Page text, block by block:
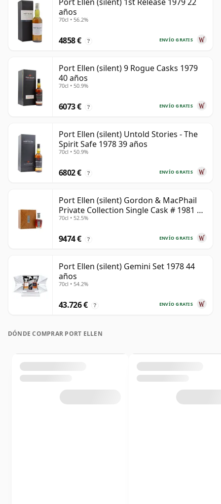
años
70cl • 56.2%
ENVÍO GRATIS
4858 € ?
Port Ellen (silent) 9 Rogue Casks 1979
40 años
70cl • 50.9%
ENVÍO GRATIS
6073 € ?
Port Ellen (silent) Untold Stories - The
Spirit Safe 1978 39 años
70cl • 50.9%
ENVÍO GRATIS
6802 € ?
Port Ellen (silent) Gordon & MacPhail
Private Collection Single Cask # 1981 42
años
70cl • 52.5%
ENVÍO GRATIS
9474 € ?
Port Ellen (silent) Gemini Set 1978 44
años
70cl • 54.2%
ENVÍO GRATIS
43.726 € ?
DÓNDE COMPRAR PORT ELLEN